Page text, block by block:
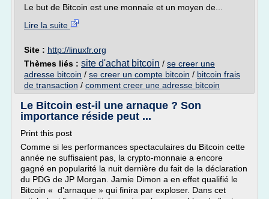
Le but de Bitcoin est une monnaie et un moyen de...
Lire la suite
Site : http://linuxfr.org
Thèmes liés : site d'achat bitcoin / se creer une
adresse bitcoin / se creer un compte bitcoin / bitcoin frais
de transaction / comment creer une adresse bitcoin
Le Bitcoin est-il une arnaque ? Son
importance réside peut ...
Print this post
Comme si les performances spectaculaires du Bitcoin cette
année ne suffisaient pas, la crypto-monnaie a encore
gagné en popularité la nuit dernière du fait de la déclaration
du PDG de JP Morgan. Jamie Dimon a en effet qualifié le
Bitcoin « d'arnaque » qui finira par exploser. Dans cet